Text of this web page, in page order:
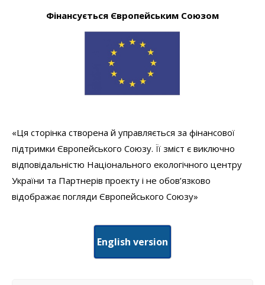
Фінансується Європейським Союзом
«Ця сторінка створена й управляється за фінансової
підтримки Європейського Союзу. Її зміст є виключно
відповідальністю Національного екологічного центру
України та Партнерів проекту і не обов’язково
відображає погляди Європейського Союзу»
English version